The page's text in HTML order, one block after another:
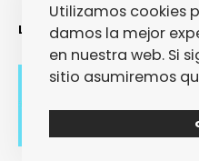
LO MÁS RECIENTE
Utilizamos cookies
damos la mejor
en nuestra web. Si
sitio asumiremos